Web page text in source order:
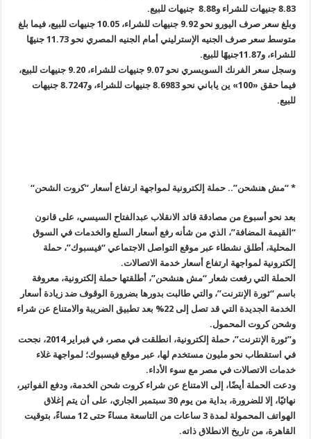
8.83 جنيهات للشراء و8.88 جنيهات للبيع
.
وبلغ سعر صرف اليورو نحو 9.92 جنيهات للشراء، 10.05 جنيهات للبيع، فيما بلغ
متوسط سعر صرف الجنيه الإسترليني أمام الجنيه المصري نحو 11.73 جنيهًا
للشراء، و11.87جنيهًا للبيع
.
وسجل سعر الفرنك السويسري نحو 9.07 جنيهات للشراء، 9.20 جنيهات للبيع،
فيما حقق «100» ين ياباني نحو 8.6983 جنيهات للشراء، و8.7247 جنيهات
للبيع.
*
“مش هنشحن”.. حملة إلكترونية لمواجهة ارتفاع أسعار “كروت الشحن“
بعد نحو أسبوع من مصادقة قائد الانقلاب عبدالفتاح السيسي، على قانون
“القيمة المضافة”، الذي من شأنه رفع أسعار السلع والخدمات في السوق
المحلية، أطلق نشطاء عبر موقع التواصل الاجتماعي “فيسبوك”، حملة
إلكترونية لمواجهة ارتفاع أسعار خدمة الاتصالات.
الحملة التي رفعت شعار “مش هنشحن”، أطلقتها حملة إلكترونية، معروفة
باسم“ثورة الإنترنت”، والتي طالبت بدورها بضرورة الوقوف ضد زيادة أسعار
الخدمة الجديدة التي قد تصل إلى 22% بعد تطبيق الضريبة والامتناع عن شراء
وشحن كروت المحمول.
و”ثورة الإنترنت”، حملة إلكترونية، انطلقت في مصر، في فبراير 2014، نجحت
في استقطاب نحو مليون مستخدم لها، عبر موقع فيسبوك؛ لمواجهة غلاء
خدمات الاتصالات في مصر مع سوء الأداء.
ودعت الحملة أيضًا، إلى الامتناع عن شراء كروت شحن الخدمة، ودفع الفواتير،
نهائيًا، إلا للضرورة، بداية من يوم 30 سبتمبر الجاري، على أن يتم إغلاق
الهواتف المحمولة لمدة 3 ساعات من التاسعة مساءً حتى 12 مساءً، بتوقيت
القاهرة، من تاريخ الانطلاق ذاته.